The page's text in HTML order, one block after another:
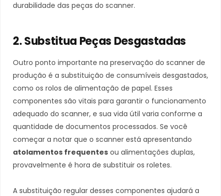
durabilidade das peças do scanner.
2. Substitua Peças Desgastadas
Outro ponto importante na preservação do scanner de
produção é a substituição de consumíveis desgastados,
como os rolos de alimentação de papel. Esses
componentes são vitais para garantir o funcionamento
adequado do scanner, e sua vida útil varia conforme a
quantidade de documentos processados. Se você
começar a notar que o scanner está apresentando
atolamentos frequentes ou alimentações duplas,
provavelmente é hora de substituir os roletes.
A substituição regular desses componentes ajudará a